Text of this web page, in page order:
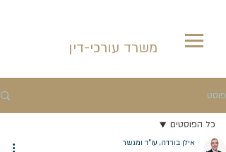
משרד עורכי-דין
פוסט
כל הפוסטים
אילן בורדה, עו"ד ומגשר